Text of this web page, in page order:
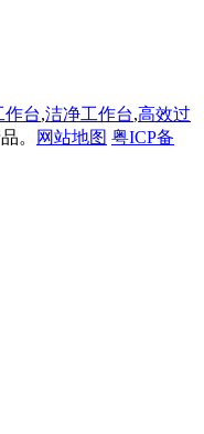
作台,洁净工作台,高效过
。 网站地图 粤ICP备